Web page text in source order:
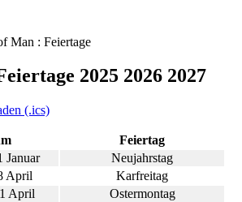
Man : Feiertage
2025 2026 2027
(.ics)
Feiertag
Januar
Neujahrstag
April
Karfreitag
April
Ostermontag